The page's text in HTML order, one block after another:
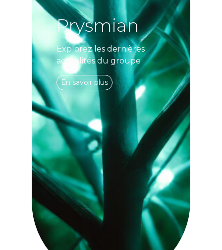
Prysmian
Explorez les dernières
actualités du groupe
En savoir plus